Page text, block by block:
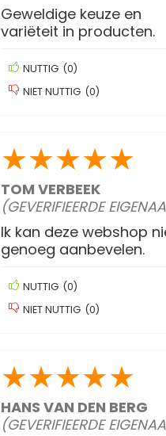
Geweldige keuze en
variëteit in producten.
NUTTIG (0)
NIET NUTTIG (0)
★★★★★
TOM VERBEEK
(GEVERIFIEERDE
Ik kan deze webshop
genoeg aanbevelen.
NUTTIG (0)
NIET NUTTIG (0)
★★★★★
HANS VAN DEN BERG
(GEVERIFIEERDE